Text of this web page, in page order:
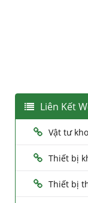
Liên Kết
Vật tư
Thiết bị
Thiết bị